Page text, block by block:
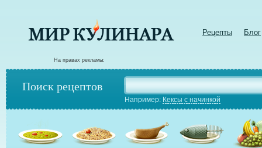
Рецепты Блог
На правах рекламы:
Поиск рецептов
Например: Кексы с начинкой